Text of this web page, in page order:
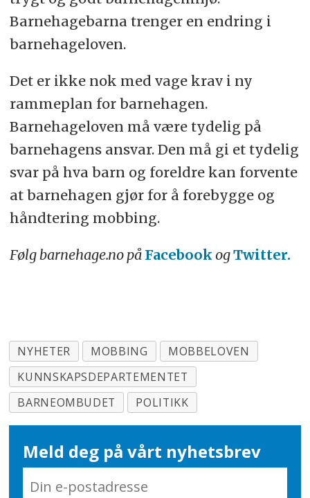
Barnehagebarna trenger en endring i
barnehageloven.
Det er ikke nok med vage krav i ny
rammeplan for barnehagen.
Barnehageloven må være tydelig på
barnehagens ansvar. Den må gi et tydelig
svar på hva barn og foreldre kan forvente
at barnehagen gjør for å forebygge og
håndtering mobbing.
Følg barnehage.no påFacebook ogTwitter.
NYHETER MOBBING
MOBBELOVEN
KUNNSKAPSDEPARTEMENTET
BARNEOMBUDET
POLITIKK
Meld deg på vårt nyhetsbrev